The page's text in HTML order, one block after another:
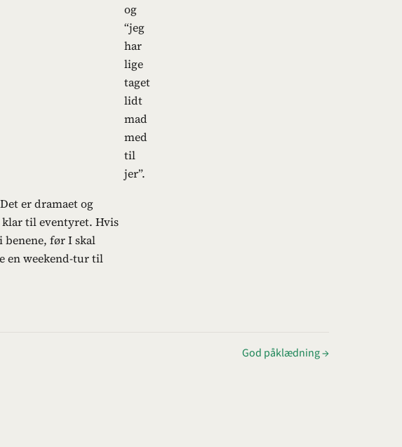
og
“jeg
har
lige
taget
lidt
mad
med
til
jer”.
er dramaet og
til eventyret. Hvis
benene, før I skal
en weekend-tur til
God påklædning →